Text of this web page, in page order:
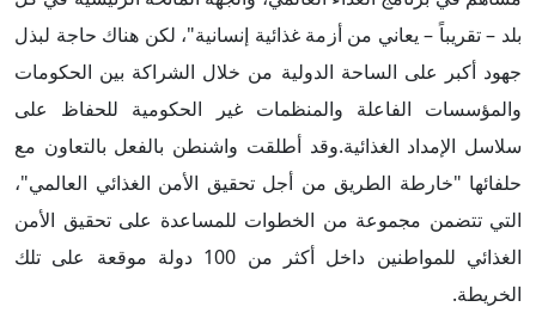
بلد – تقريباً – يعاني من أزمة غذائية إنسانية"، لكن هناك حاجة لبذل
جهود أكبر على الساحة الدولية من خلال الشراكة بين الحكومات
والمؤسسات الفاعلة والمنظمات غير الحكومية للحفاظ على
سلاسل الإمداد الغذائية.وقد أطلقت واشنطن بالفعل بالتعاون مع
حلفائها "خارطة الطريق من أجل تحقيق الأمن الغذائي العالمي"،
التي تتضمن مجموعة من الخطوات للمساعدة على تحقيق الأمن
الغذائي للمواطنين داخل أكثر من 100 دولة موقعة على تلك
الخريطة.